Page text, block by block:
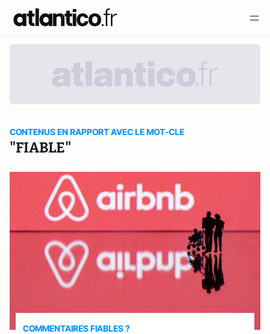
CONTENUS EN RAPPORT AVEC LE MOT-CLE
"FIABLE"
COMMENTAIRES FIABLES ?